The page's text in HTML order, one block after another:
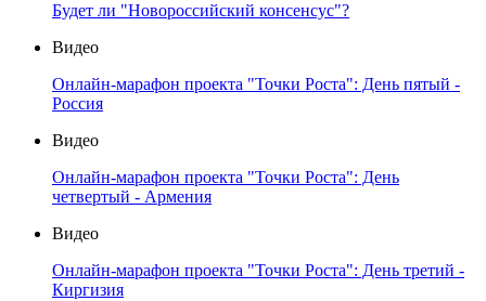
Будет ли "Новороссийский консенсус"?
Видео
Онлайн-марафон проекта "Точки Роста": День пятый -
Россия
Видео
Онлайн-марафон проекта "Точки Роста": День
четвертый - Армения
Видео
Онлайн-марафон проекта "Точки Роста": День третий -
Киргизия